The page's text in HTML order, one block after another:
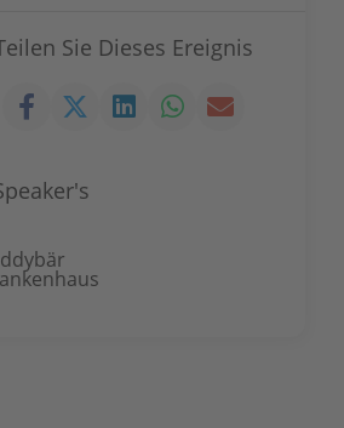
Sie Dieses Ereignis